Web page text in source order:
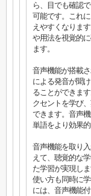
ら、目でも確認
可能です。これ
えやすくなりま
や用法を視覚的
ます。
音声機能が搭載
による発音が聞
ることができま
クセントを学び
できます。音声
単語をより効果
音声機能を取り
えて、聴覚的な
た学習が実現し
使い方も同時に
には、音声機能